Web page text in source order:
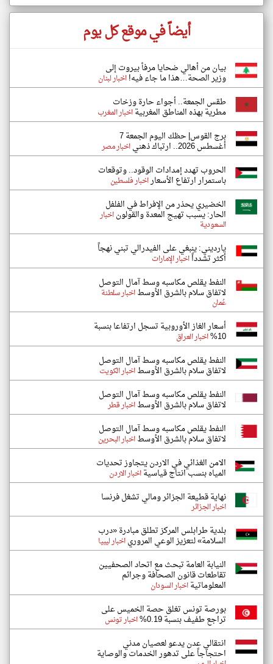
أيضاً في موقع كل يوم
بيان من أهالي ضحايا مرفأ بيروت إلى
وزير الصحة…هذا ما جاء فيه!اخبار لبنان
طقس الجمعة.. أجواء حارة وزخات
مطرية بهذه المناطق المغربيةاخبار المغرب
برج القوس| حظك اليوم الجمعة 7
أغسطس 2026.. ارتباك ذهني اخبار مصر
الحروب تهدد إمدادات الوقود.. وتوقعات
باستمرار ارتفاع الأسعاراخبار فلسطين
الخضيري يحذر من الإفراط في الفلفل
الحار: يسبب تهيج المعدة والقولوناخبار
السعودية
يارديني: ينبغي على الفيدرالي تبني نهجاً
أكثر تشدداًاخبار الإمارات
النفط يقلص مكاسبه وسط آمال التوصل
لاتفاق سلام بالشرق الأوسطاخبار سلطنة
عُمان
أسعار الغاز الأوروبية تسجل ارتفاعا بنسبة
10% اخبار العراق
النفط يقلص مكاسبه وسط آمال التوصل
لاتفاق سلام بالشرق الأوسطاخبار الكويت
النفط يقلص مكاسبه وسط آمال التوصل
لاتفاق سلام بالشرق الأوسطاخبار قطر
النفط يقلص مكاسبه وسط آمال التوصل
لاتفاق سلام بالشرق الأوسطاخبار البحرين
الامن الغذائي في الاردن يتجاوز تحديات
المياه بنسب انتاج قياسيةاخبار الاردن
نهاية قطيعة الجزائر ومالي تشغل فرنسا
اخبار الجزائر
بلدية طرابلس المركز تطلق مبادرة «درب
السلامة» لتعزيز الوعي المرورياخبار ليبيا
النيابة العامة تبحث مع اتحاد الصحفيين
تقاطعات قانون الصحافة وجرائم
المعلوماتيةاخبار السودان
بورصة تونس تغلق حصة الخميس على
تراجع طفيف بنسبة 0.19% اخبار تونس
انتقالي عدن يدعو لعصيان مدني
احتجاجاً على تدهور الخدمات والوصاية